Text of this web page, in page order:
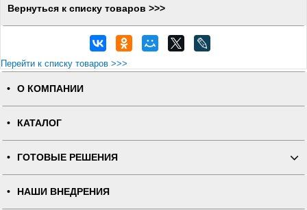
Вернуться к списку товаров >>>
Перейти к списку товаров >>>
О КОМПАНИИ
КАТАЛОГ
ГОТОВЫЕ РЕШЕНИЯ
НАШИ ВНЕДРЕНИЯ